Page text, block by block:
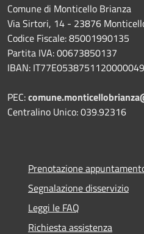
Comune di Monticello Brianza
Via Sirtori, 14 - 23876
Codice Fiscale: 85001990135
Partita IVA: 00673850137
IBAN:
PEC:
Centralino Unico: 039.92316
Prenotazione
Segnalazione disservizio
Leggi le FAQ
Richiesta assistenza